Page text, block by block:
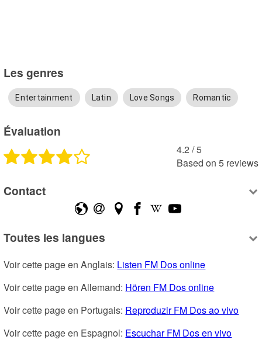
Les genres
Entertainment Latin Love Songs Romantic
Évaluation
4.2 /5
Based on 5 reviews
Contact
Toutes les langues
Voir cette page en Anglais: Listen FM Dos online
Voir cette page en Allemand: Hören FM Dos online
Voir cette page en Portugais: Reproduzir FM Dos ao vivo
Voir cette page en Espagnol: Escuchar FM Dos en vivo